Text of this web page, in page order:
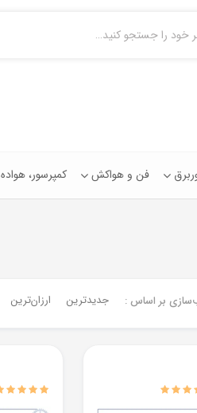
فن و هواکش کمپرسور، هواده
بر اساس : جدیدترین ارزان‌ترین